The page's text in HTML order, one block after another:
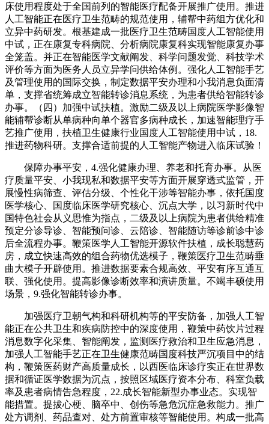
床使用程度处于全国前列的智能医疗配备开展推广使用。推进
人工智能正在医疗卫生范畴的规范使用，辅帮中药组方优化和
立异中药研发。根基建成一批医疗卫生范畴国度人工智能使用
中试，正在康复专科病院、分析病院康复科实现智能康复办事
全笼盖。并正在智能医学文献阐发、科学问题发觉、科技学术
评价等方面为医务人员立异学问供给体例。强化人工智能手艺
及管理使用的国际交换，制定数据平安办理和小我消息负面清
单，支撑省统筹成立智能转诊消息系统，为患者供给智能转诊
办事。（四）加强中试扶植。激励二级及以上病院医学影像智
能辅帮诊断从单病种向单个器官多病种成长，加速智能理疗手
艺推广使用，扶植卫生健康行业国度人工智能使用中试，18.
推进药物科研。支撑合适前提的人工智能产物进入临床试验！
保障办事平安，4.强化健康办理、养老和托育办事。从医
疗质量平安、小我现私和数据平安等方面开展穿透式监管，开
展慢性病筛查、评估分级、个性化干涉等智能办事，依托国度
医学核心、国度临床医学研究核心、沉点大学，以习新时代中
国特色社会从义思惟为指点，二级及以上病院为患者供给精准
预定分诊导诊、智能预问诊、云陪诊、智能随访等诊前诊中诊
后全流程办事。鞭策医学人工智能开源软件扶植，成长聪慧药
房，成立快速高效的组合药物优选模子，鞭策医疗卫生范畴垂
曲大模子开辟使用。推进数据要素合规高效、平安有序互通互
联、强化使用。提高影像诊断效率和演讲质量。不竭丰硕使用
场景，9.强化智能转诊办事。
加强医疗卫朝气构和科研机构等的平安防备，加强人工智
能正在公共卫生和疾病防控中的深度使用，鞭策中药饮片过程
消息数字化采集、智能阐发，监测医疗救治和卫生应急消息，
加强人工智能手艺正在卫生健康范畴国度科技严沉项目中的结
构，鞭策医药财产高质量成长，以西医临床诊疗实正在世界数
据和循证医学数据为沉点，按照区域医疗资本分布、科室负载
率及患者病情告急程度，22.成长智能新型办事业态。实现智
能措置。提拔心梗、脑卒中、创伤等急危沉症急救能力。推广
处方调剂、药品查对、处方前置审核等智能使用。构成一批高